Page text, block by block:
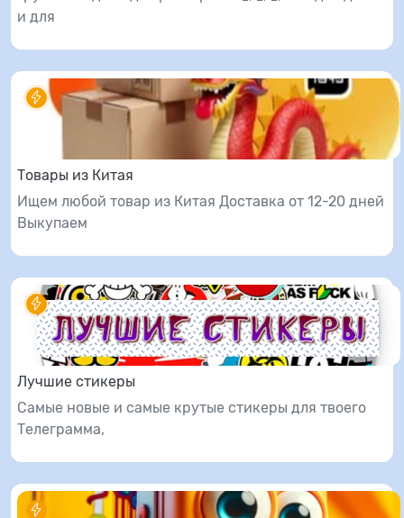
и для
Товары из Китая
Ищем любой товар из Китая Доставка от 12-20 дней
Выкупаем
Лучшие стикеры
Самые новые и самые крутые стикеры для твоего
Телеграмма,